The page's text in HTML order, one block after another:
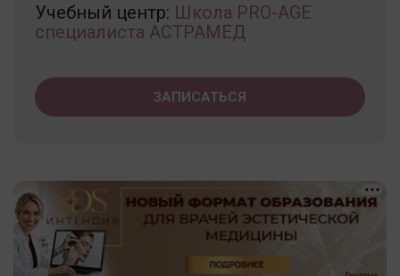
Учебный центр: Школа PRO-AGE
специалиста АСТРАМЕД
ЗАПИСАТЬСЯ